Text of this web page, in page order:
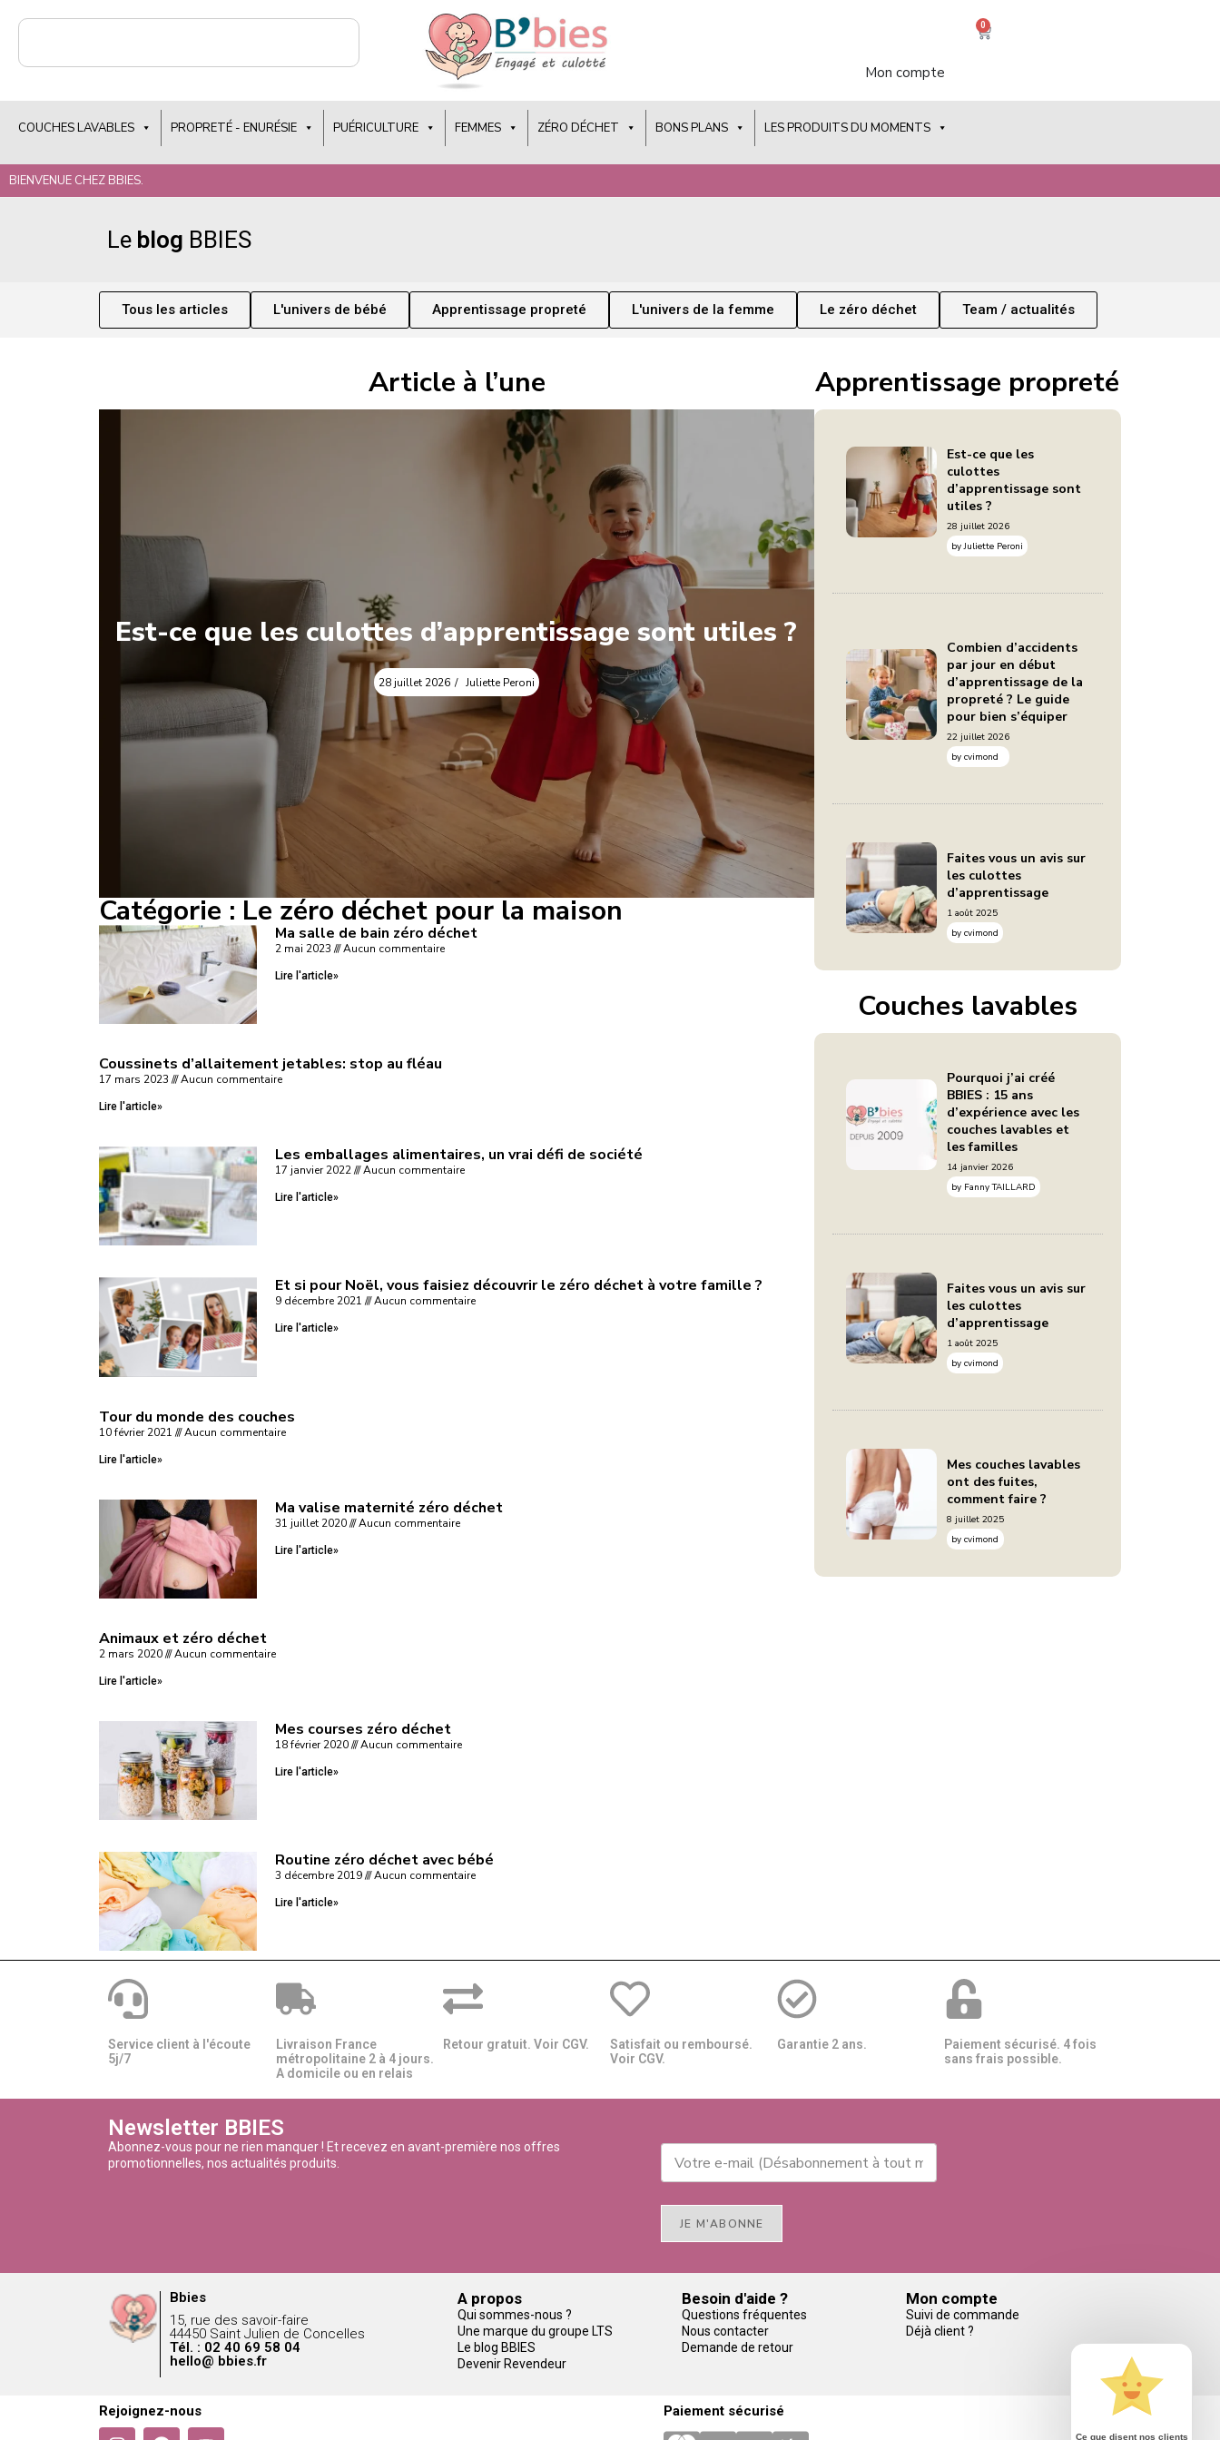
Mon compte
0
COUCHES LAVABLES PROPRETÉ - ENURÉSIE PUÉRICULTURE FEMMES ZÉRO DÉCHET BONS PLANS LES PRODUITS DU MOMENTS
BIENVENUE CHEZ BBIES.
Le blog BBIES
Tous les articles L'univers de bébé Apprentissage propreté L'univers de la femme Le zéro déchet Team / actualités
Article à l’une
Est-ce que les culottes d’apprentissage sont utiles ?
28 juillet 2026 Juliette Peroni
Catégorie : Le zéro déchet pour la maison
Ma salle de bain zéro déchet
2 mai 2023 Aucun commentaire
Lire l'article»
Coussinets d’allaitement jetables: stop au fléau
17 mars 2023 Aucun commentaire
Lire l'article»
Les emballages alimentaires, un vrai défi de société
17 janvier 2022 Aucun commentaire
Lire l'article»
Et si pour Noël, vous faisiez découvrir le zéro déchet à votre famille ?
9 décembre 2021 Aucun commentaire
Lire l'article»
Tour du monde des couches
10 février 2021 Aucun commentaire
Lire l'article»
Ma valise maternité zéro déchet
31 juillet 2020 Aucun commentaire
Lire l'article»
Animaux et zéro déchet
2 mars 2020 Aucun commentaire
Lire l'article»
Mes courses zéro déchet
18 février 2020 Aucun commentaire
Lire l'article»
Routine zéro déchet avec bébé
3 décembre 2019 Aucun commentaire
Lire l'article»
Apprentissage propreté
Est-ce que les
culottes
d’apprentissage sont
utiles ?
28 juillet 2026
by Juliette Peroni
Combien d’accidents
par jour en début
d’apprentissage de la
propreté ? Le guide
pour bien s’équiper
22 juillet 2026
by cvimond
Faites vous un avis sur
les culottes
d’apprentissage
1 août 2025
by cvimond
Couches lavables
Pourquoi j’ai créé
BBIES : 15 ans
d’expérience avec les
couches lavables et
les familles
14 janvier 2026
by Fanny TAILLARD
Faites vous un avis sur
les culottes
d’apprentissage
1 août 2025
by cvimond
Mes couches lavables
ont des fuites,
comment faire ?
8 juillet 2025
by cvimond
Service client à l'écoute
5j/7
Livraison France
métropolitaine 2 à 4 jours.
A domicile ou en relais​​
Retour gratuit. Voir CGV.
Satisfait ou remboursé.
Voir CGV.
Garantie 2 ans.
Paiement sécurisé. 4 fois
sans frais possible.
Newsletter BBIES
Abonnez-vous pour ne rien manquer ! Et recevez en avant-première nos offres
promotionnelles, nos actualités produits.
JE M'ABONNE
Bbies
15, rue des savoir-faire
44450 Saint Julien de Concelles
Tél. : 02 40 69 58 04
hello@ bbies.fr
A propos
Qui sommes-nous ?
Une marque du groupe LTS
Le blog BBIES
Devenir Revendeur
Besoin d'aide ?
Questions fréquentes
Nous contacter
Demande de retour
Mon compte
Suivi de commande
Déjà client ?
Rejoignez-nous Paiement sécurisé
Ce que disent nos clients